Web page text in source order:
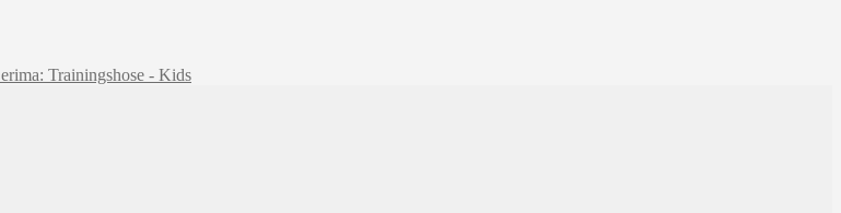
erima: Trainingshose - Kids